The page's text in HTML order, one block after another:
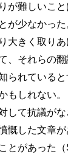
が難しいこ
が少なかっ
大きく取り
、それらの
られている
もしれない
して抗議が
慨した文章
とがあった